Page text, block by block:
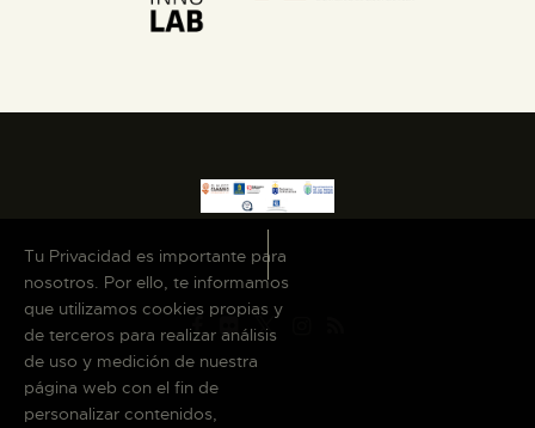
COLECCIONES
DIDÁCTICA
ESPAÑOL
Tu Privacidad es importante para
nosotros. Por ello, te informamos
que utilizamos cookies propias y
de terceros para realizar análisis
de uso y medición de nuestra
página web con el fin de
personalizar contenidos,